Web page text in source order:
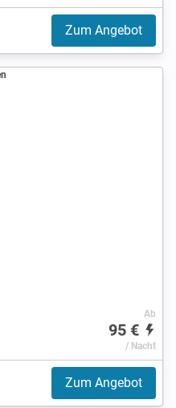
Zum Angebot
Ab
95 €
/ Nacht
Zum Angebot